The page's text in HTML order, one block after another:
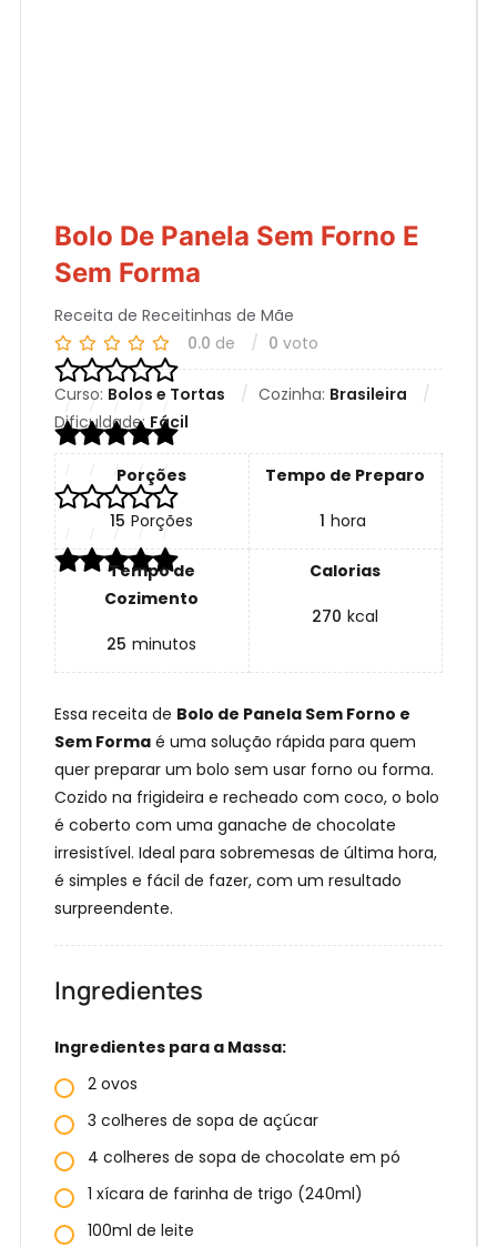
Bolo De Panela Sem Forno E
Sem Forma
Receita de Receitinhas de Mãe
0.0 de 0 voto
Curso: Bolos e Tortas Cozinha: Brasileira
Dificuldade:Fácil
Porções
15 Porções
Tempo de Preparo
1 hora
Tempo de
Cozimento
25 minutos
Calorias
270 kcal
Essa receita de Bolo de Panela Sem Forno e
Sem Forma é uma solução rápida para quem
quer preparar um bolo sem usar forno ou forma.
Cozido na frigideira e recheado com coco, o bolo
é coberto com uma ganache de chocolate
irresistível. Ideal para sobremesas de última hora,
é simples e fácil de fazer, com um resultado
surpreendente.
Ingredientes
Ingredientes para a Massa:
2 ovos
3 colheres de sopa de açúcar
4 colheres de sopa de chocolate em pó
1 xícara de farinha de trigo (240ml)
100ml de leite